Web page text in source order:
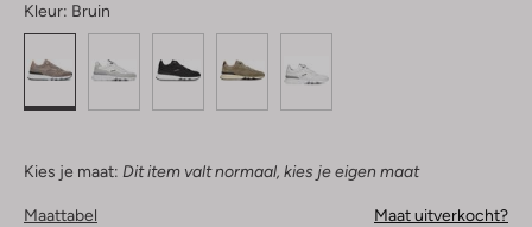
Kleur: Bruin
Kies je maat: Dit item valt normaal, kies je eigen maat
Maattabel Maat uitverkocht?